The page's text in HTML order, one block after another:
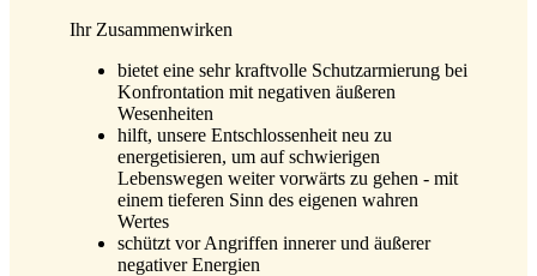
Ihr Zusammenwirken
bietet eine sehr kraftvolle Schutzarmierung bei
Konfrontation mit negativen äußeren
Wesenheiten
hilft, unsere Entschlossenheit neu zu
energetisieren, um auf schwierigen
Lebenswegen weiter vorwärts zu gehen - mit
einem tieferen Sinn des eigenen wahren
Wertes
schützt vor Angriffen innerer und äußerer
negativer Energien